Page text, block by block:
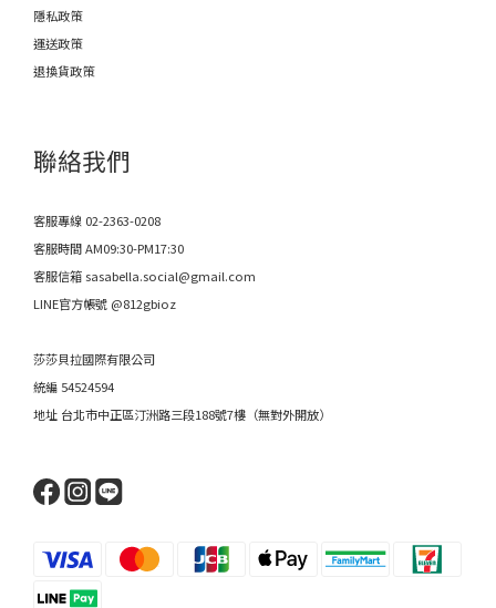
隱私政策
運送政策
退換貨政策
聯絡我們
客服專線 02-2363-0208
客服時間 AM09:30-PM17:30
客服信箱 sasabella.social@gmail.com
LINE官方帳號 @812gbioz
莎莎貝拉國際有限公司
統編 54524594
地址 台北市中正區汀洲路三段188號7樓（無對外開放）